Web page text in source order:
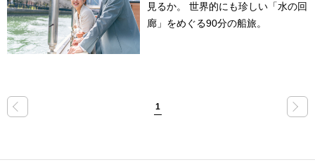
確認の
旅
古着
才
見るか。 世界的にも珍しい「水の回
廊」をめぐる90分の船旅。
« 1 »